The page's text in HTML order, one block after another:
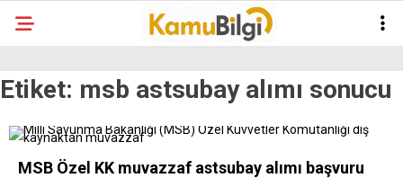
Etiket: msb astsubay alımı sonucu
MSB Özel KK muvazzaf astsubay alımı başvuru